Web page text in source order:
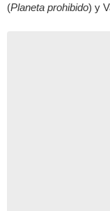
(Planeta prohibido) y